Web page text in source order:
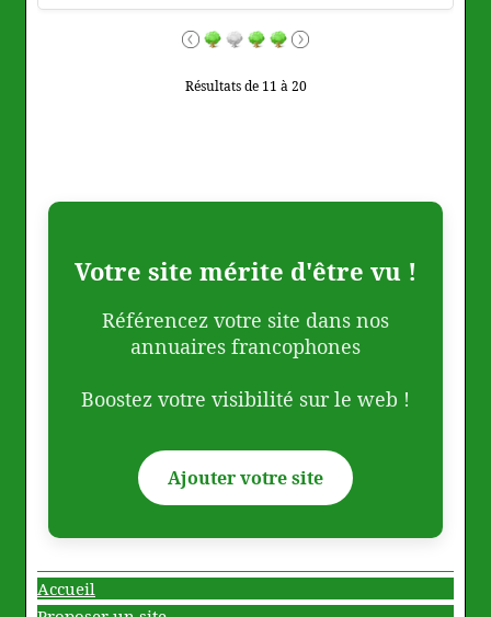
Résultats de 11 à 20
Votre site mérite d'être vu !
Référencez votre site dans nos
annuaires francophones
Boostez votre visibilité sur le web !
Ajouter votre site
Accueil